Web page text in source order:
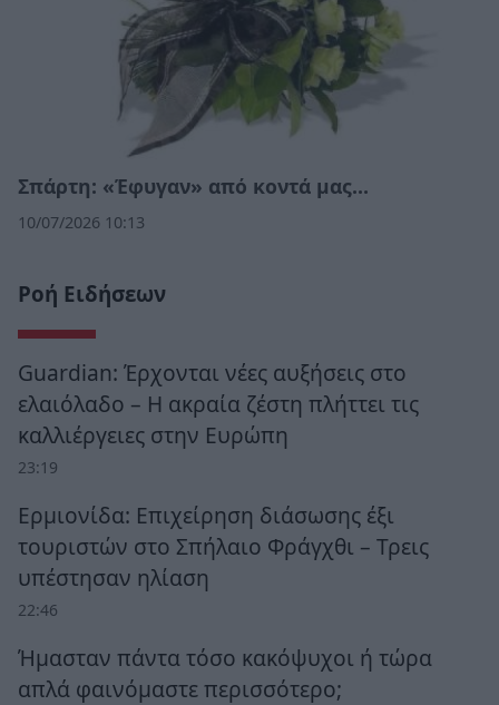
Σπάρτη: «Έφυγαν» από κοντά μας…
10/07/2026 10:13
Ροή Ειδήσεων
Guardian: Έρχονται νέες αυξήσεις στο
ελαιόλαδο – Η ακραία ζέστη πλήττει τις
καλλιέργειες στην Ευρώπη
23:19
Ερμιονίδα: Επιχείρηση διάσωσης έξι
τουριστών στο Σπήλαιο Φράγχθι – Τρεις
υπέστησαν ηλίαση
22:46
Ήμασταν πάντα τόσο κακόψυχοι ή τώρα
απλά φαινόμαστε περισσότερο;